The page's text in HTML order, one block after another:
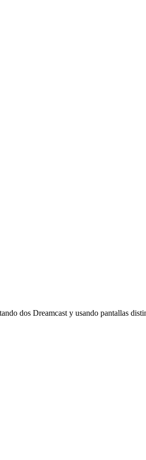
dos Dreamcast y usando pantallas